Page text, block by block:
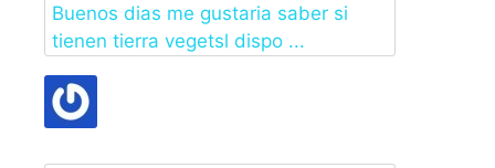
Buenos dias me gustaria saber si
tienen tierra vegetsl dispo ...